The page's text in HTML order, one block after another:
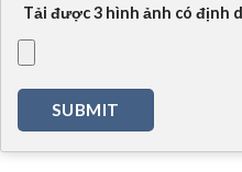
Tải được 3 hình ảnh có định